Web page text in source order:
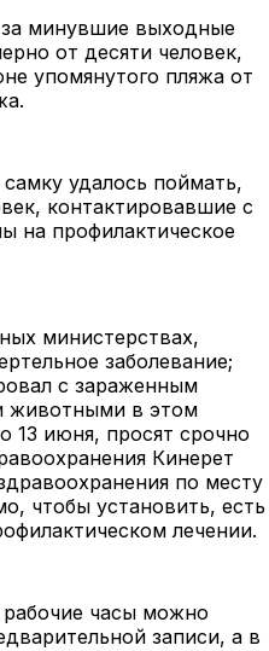
минувшие выходные
от десяти человек,
упомянутого пляжа от
удалось поймать,
контактировавшие с
на профилактическое
министерствах,
заболевание;
с зараженным
животными в этом
13 июня, просят срочно
Кинерет
по месту
чтобы установить, есть
лечении.
часы можно
записи, а в